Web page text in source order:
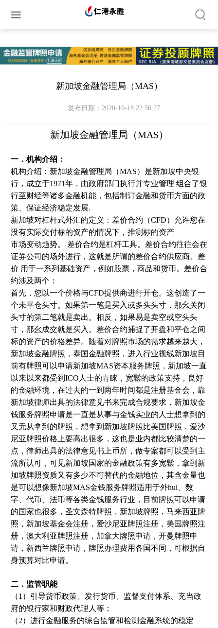
English
新加坡金融管理局（MAS）
发布日期：2020-10-18 22:56:27
新加坡金融管理局（MAS）
一．机构介绍：
机构介绍：新加坡金融管理局（MAS）是新加坡中央银
行，成立于1971年，由政府部门执行并专业管理 组合了银
行至财经等诸多金融机能，包括制订金融和货币方面的政
策、保证经济稳定发展.
新加坡对杠杆式外汇的定义：差价合约（CFD）允许您在
没有实际交付标的资产的情况下，推测标的资产
市场变动趋势。 差价合约是杠杆工具。差价合约往往会在
证券公司的场外进行，这就是所谓的差价合约供应商。差
价 用于一系列基础资产，例如股票，商品和货币。差价合
约涉及两个：
首先，您以一个价格与CFD提供商进行开仓。这创造了一
个未平仓头寸。如果第一笔是买入或多头头寸，那幺关闭
头寸的第二笔就是卖出。相反，如果易是卖空或空头头
寸，那幺成交就是买入。差价合约捕捉了开盘和平仓之间
标的资产的价格差异。随着对牌照市场的需求越来越大，
新加坡金融牌照，泰国金融牌照，进入行业视线新加坡目
前有牌照可以申请新加坡MAS资本服务牌照，新加坡一直
以来以来都受到ICO人士的青睐，宽鬆的政策支持，良好
的金融环境，在过去的一到两年时间都是注册基金会，靠
新加坡律师出具的法律意见书来完成合规要求，新加坡金
钱服务牌照申请是一直是从事与金钱实业的人士想拿到的
又无从拿到的牌照，想拿到新加坡牌照比美国牌照，爱沙
尼亚牌照价格上要高出很多，这也是业内都比较清楚的一
点，律师出具的法律意见书上币所，做专案都可以受到主
流所认可，可见新加坡国家的金融政策有多宽鬆，拿到新
加坡牌照资质又有多少不可替代的金融地位，其含金量也
是可以想像新加坡MAS金钱服务牌照适用于外hui、数
字、代币、法币等各类金钱服务行业，目前牌照可以申请
的国家也很多，圣文森特牌照，新加坡牌照，马来西亚牌
照，新加坡基金会注册，爱沙尼亚牌照注册，美国牌照注
册，澳大利亚牌照注册，加拿大牌照申请，开曼牌照申
请，新西兰牌照申请，牌照办理费用各国不同，可根据自
身预算对比申请。
二．监管职能
（1）引导货币政策、发行货币、监督支付体系、充当政
府的银行家和财政代理人等；
（2）进行金融服务的综合监管和检测金融系统的稳定